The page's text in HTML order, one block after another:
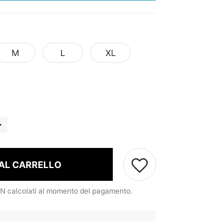
M L XL
CARRELLO
calcolati al momento del pagamento.